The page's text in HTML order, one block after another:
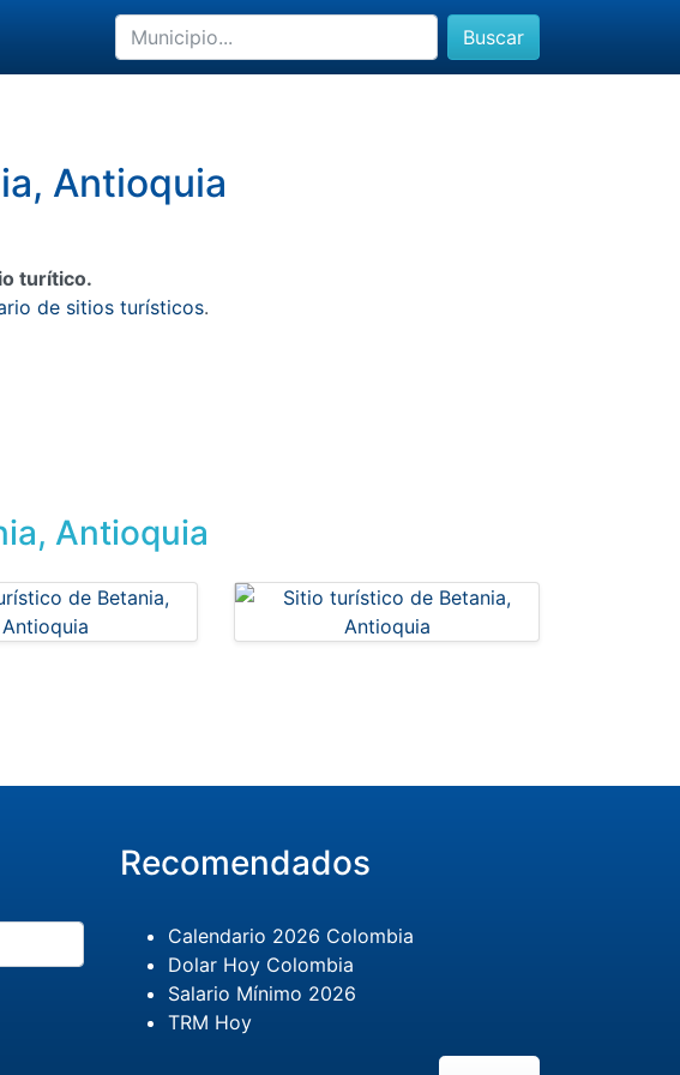
Buscar
Antioquia
turítico.
de sitios turísticos.
Antioquia
Recomendados
Calendario 2026 Colombia
Dolar Hoy Colombia
Salario Mínimo 2026
TRM Hoy